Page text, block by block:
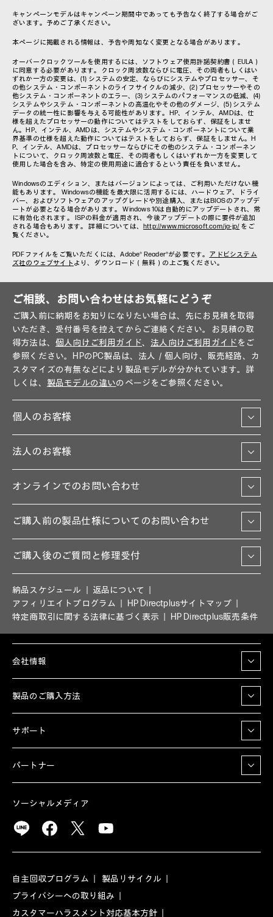
キャンペーンモデルはキャンペーン期間中であっても予告なく終了する場合がご
ざいます。予めご了承ください。
本ページに掲載される情報は、予告や周知なく変更となる場合があります。
オーバークロックツールを使用するには、ソフトウェア使用許諾契約書（EULA）
に同意する必要があります。クロック周波数ならびに電圧、その両者もしくはい
ずれか一方の変更は、(1) システムの安定、ならびにシステムやプロセッサー、そ
の他システム・コンポーネントのライフサイクルの減少、(2) プロセッサーやその
他システム・コンポーネントのエラー、(3) システムのパフォーマンスの低減、(4)
システムやシステム・コンポーネントの高温化やその他のダメージ、(5) システム
データの統一性に影響を与える可能性があります。HP、インテル、AMDは、仕
様を超えたプロセッサーの動作についてはテストをしておらず、保証をしませ
ん。HP、インテル、AMDは、システムやシステム・コンポーネントについて業
界基準の仕様を超えた動作についてはテストをしておらず、保証をしません。H
P、インテル、AMDは、プロセッサーならびにその他のシステム・コンポーネン
トについて、クロック周波数と電圧、その両者もしくはいずれか一方を変更して
使用した場合を含み、特定の使用用途に適合するという責任を負いません。
Windowsのエディション、またはバージョンによっては、ご利用いただけない機
能もあります。 Windowsの機能を最大限に活用するには、ハードウェア、ドライ
バー、およびソフトウェアのアップグレードや別途購入、またはBIOSのアップデ
ートが必要となる場合があります。 Windows 10は自動的にアップデートされ、常
に有効化されます。 ISPの料金が適用され、今後アップデートの際に要件が追加
される場合もあります。 詳細については、 http://www.microsoft.com/ja-jp/ をご
覧ください。
PDFファイルをご覧いただくには、Adobe® Reader®が必要です。 アドビシステム
ズ社のウェブサイト より、ダウンロード（無料）の上ご覧ください。
ご相談、お問い合わせはお気軽にどうぞ
ご購入前に納期をお知りになりたい場合は、先にお見積を取得
いただき、受付番号を控えてからご連絡ください。お見積の取
得方法は、 個人向けご利用ガイド、 法人向けご利用ガイドをご
参照ください。HPのPC製品は、法人／個人向け、販売経路、カ
スタマイズの有無などにより製品モデルが分かれています。詳
しくは、 製品モデルの違いのページをご参照ください。
個人のお客様
法人のお客様
オンラインでのお問い合わせ
ご購入前の製品仕様についてのお問い合わせ
ご購入後のご質問と修理受付
納品スケジュール
返品について
アフィリエイトプログラム
HP Directplusサイトマップ
特定商取引に関する法律に基づく表示
HP Directplus販売条件
会社情報
製品のご購入方法
サポート
パートナー
ソーシャルメディア
自主回収プログラム
製品リサイクル
プライバシーへの取り組み
カスタマーハラスメント対応基本方針